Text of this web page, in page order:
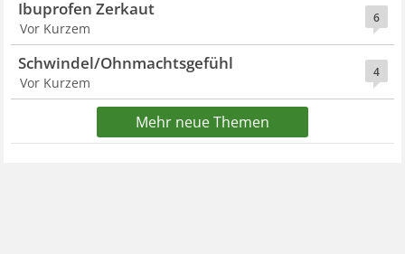
6
Ibuprofen Zerkaut
Vor Kurzem
4
Schwindel/Ohnmachtsgefühl
Vor Kurzem
Mehr neue Themen